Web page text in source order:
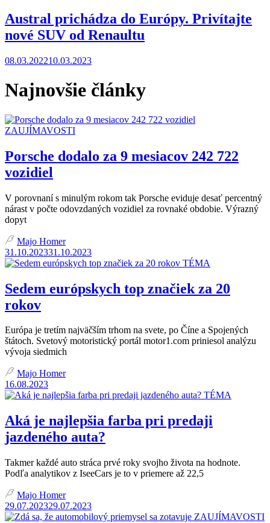
Austral prichádza do Európy. Privítajte
nové SUV od Renaultu
08.03.202210.03.2023
Najnovšie články
ZAUJÍMAVOSTI
Porsche dodalo za 9 mesiacov 242 722
vozidiel
V porovnaní s minulým rokom tak Porsche eviduje desať percentný
nárast v počte odovzdaných vozidiel za rovnaké obdobie. Výrazný
dopyt
Majo Homer
31.10.202331.10.2023
TÉMA
Sedem európskych top značiek za 20
rokov
Európa je tretím najväčším trhom na svete, po Číne a Spojených
štátoch. Svetový motoristický portál motor1.com priniesol analýzu
vývoja siedmich
Majo Homer
16.08.2023
TÉMA
Aká je najlepšia farba pri predaji
jazdeného auta?
Takmer každé auto stráca prvé roky svojho života na hodnote.
Podľa analytikov z IseeCars je to v priemere až 22,5
Majo Homer
29.07.202329.07.2023
ZAUJÍMAVOSTI